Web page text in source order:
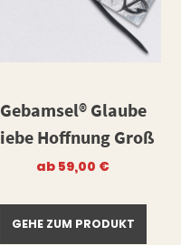
Gebamsel® Glaube
Hoffnung Groß
ab 59,00 €
GEHE ZUM PRODUKT